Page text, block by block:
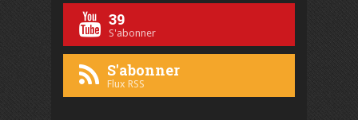
39
S'abonner
S'abonner
Flux RSS